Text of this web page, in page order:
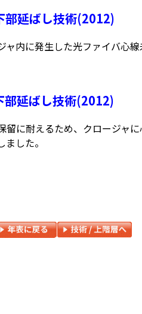
部延ばし技術(2012)
内に発生した光ファイバ心
部延ばし技術(2012)
に耐えるため、クロージャ
した。